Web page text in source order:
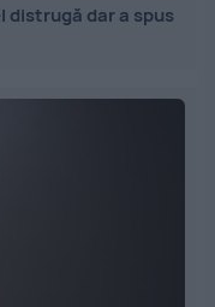
distrugă dar a spus